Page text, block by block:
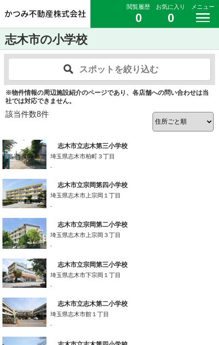
閲覧履歴
0
お気に入り
0
メニュー
志木市の小学校
スポットを絞り込む
※物件情報の周辺施設紹介のページであり、各店舗への問い合わせは当
社では対応できません。
該当件数8件
志木市立志木第三小学校
埼玉県志木市柏町３丁目
-
志木市立宗岡第四小学校
埼玉県志木市上宗岡１丁目
-
志木市立宗岡第二小学校
埼玉県志木市上宗岡３丁目
-
志木市立宗岡第三小学校
埼玉県志木市下宗岡１丁目
-
志木市立志木第二小学校
埼玉県志木市館１丁目
-